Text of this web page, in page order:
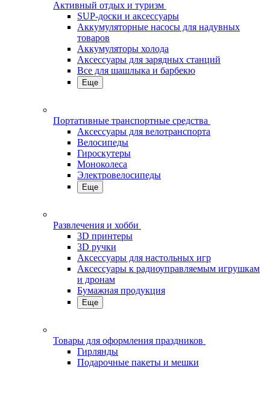
Активный отдых и туризм
SUP-доски и аксессуары
Аккумуляторные насосы для надувных
товаров
Аккумуляторы холода
Аксессуары для зарядных станций
Все для шашлыка и барбекю
Еще
Портативные транспортные средства
Аксессуары для велотранспорта
Велосипеды
Гироскутеры
Моноколеса
Электровелосипеды
Еще
Развлечения и хобби
3D принтеры
3D ручки
Аксессуары для настольных игр
Аксессуары к радиоуправляемым игрушкам
и дронам
Бумажная продукция
Еще
Товары для оформления праздников
Гирлянды
Подарочные пакеты и мешки